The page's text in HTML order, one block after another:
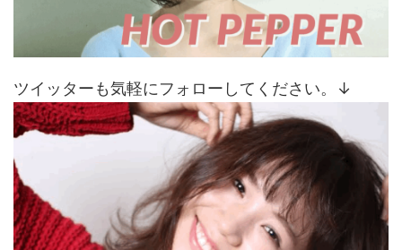
ツイッターも気軽にフォローしてください。↓